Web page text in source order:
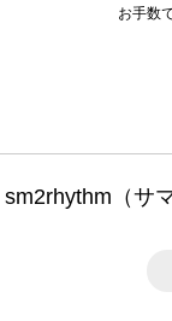
お手数
sm2rhythm（サ